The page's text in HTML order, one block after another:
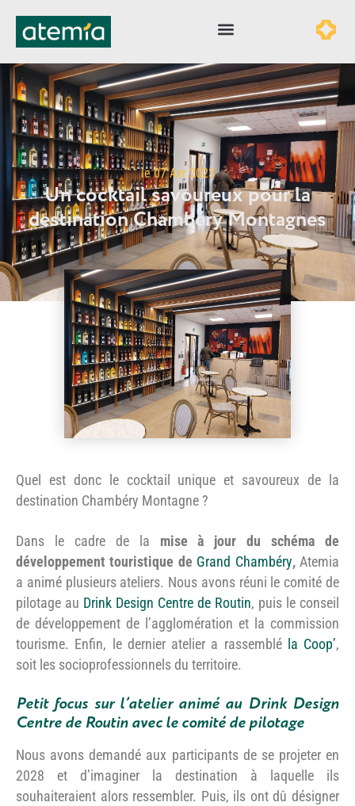
le 07 Avr 2023
Un cocktail savoureux pour la
destination Chambéry Montagnes
Quel est donc le cocktail unique et savoureux de la
destination Chambéry Montagne ?
Dans le cadre de la mise à jour du schéma de
développement touristique de Grand Chambéry,Atemia
a animé plusieurs ateliers. Nous avons réuni le comité de
pilotage au Drink Design Centre de Routin, puis le conseil
de développement de l’agglomération et la commission
tourisme. Enfin, le dernier atelier a rassemblé la Coop’,
soit les socioprofessionnels du territoire.
Petit focus sur l’atelier animé au Drink Design
Centre de Routin avec le comité de pilotage
Nous avons demandé aux participants de se projeter en
2028 et d’imaginer la destination à laquelle ils
souhaiteraient alors ressembler. Puis, ils ont dû désigner